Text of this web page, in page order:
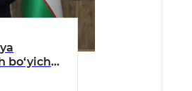
bo‘yicha